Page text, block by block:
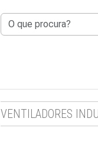
VENTILADORES